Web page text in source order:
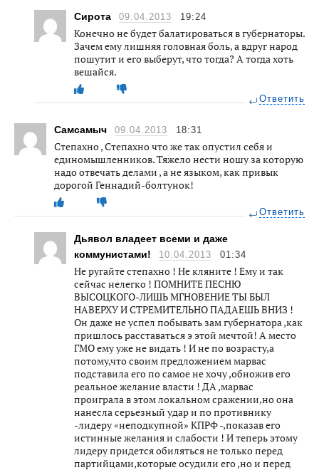
Сирота 09.04.2013 19:24
Конечно не будет балатироваться в губернаторы.
Зачем ему лишняя головная боль, а вдруг народ
пошутит и его выберут, что тогда? А тогда хоть
вешайся.
Ответить
Самсамыч 09.04.2013 18:31
Степахно , Степахно что же так опустил себя и
единомышленников. Тяжело нести ношу за которую
надо отвечать делами , а не языком, как привык
дорогой Геннадий-болтунок!
Ответить
Дьявол владеет всеми и даже
коммунистами!
10.04.2013 01:34
Не ругайте степахно ! Не кляните ! Ему и так
сейчас нелегко ! ПОМНИТЕ ПЕСНЮ
ВЫСОЦКОГО-ЛИШЬ МГНОВЕНИЕ ТЫ БЫЛ
НАВЕРХУ И СТРЕМИТЕЛЬНО ПАДАЕШЬ ВНИЗ !
Он даже не успел побывать зам губернатора ,как
пришлось расставаться э этой мечтой! А место
ГМО ему уже не видать ! И не по возрасту,а
потому,что своим предложением марвас
подставила его по самое не хочу ,обножив его
реальное желание власти ! ДА ,марвас
проиграла в этом локальном сражении,но она
нанесла серьезный удар и по противнику
-лидеру «неподкупной» КПРФ -,показав его
истинные желания и слабости ! И теперь этому
лидеру придется обиляться не только перед
партийцами,которые осудили его ,но и перед